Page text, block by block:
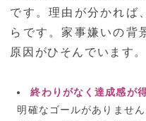
です。理由が分かれば
らです。家事嫌いの背
原因がひそんでいます。
終わりがなく達成感が
明確なゴールがありませ